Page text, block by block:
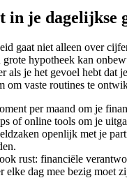
in je dagelijkse
gaat niet alleen over
grote hypotheek kan
als je het gevoel hebt dat
om vaste routines te
per maand om je
of online tools om je
openlijk met je
rust: financiële
elke dag mee bezig moet